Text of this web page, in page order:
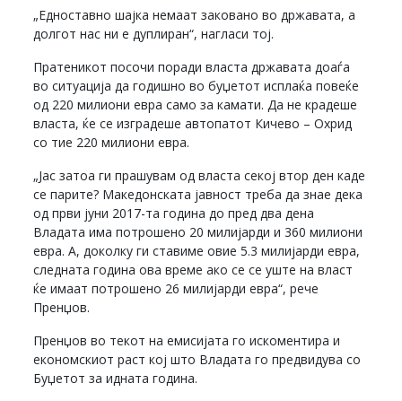
„Едноставно шајка немаат заковано во државата, а
долгот нас ни е дуплиран“, нагласи тој.
Пратеникот посочи поради власта државата доаѓа
во ситуација да годишно во буџетот исплаќа повеќе
од 220 милиони евра само за камати. Да не крадеше
власта, ќе се изградеше автопатот Кичево – Охрид
со тие 220 милиони евра.
„Јас затоа ги прашувам од власта секој втор ден каде
се парите? Македонската јавност треба да знае дека
од први јуни 2017-та година до пред два дена
Владата има потрошено 20 милијарди и 360 милиони
евра. А, доколку ги ставиме овие 5.3 милијарди евра,
следната година ова време ако се се уште на власт
ќе имаат потрошено 26 милијарди евра“, рече
Пренџов.
Пренџов во текот на емисијата го искоментира и
економскиот раст кој што Владата го предвидува со
Буџетот за идната година.